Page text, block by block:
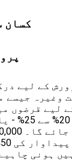
کسان
کے لیے
وغیرہ جیسے
لیے قرضوں
قلیل مدتی کریڈٹ کھپت اور
جو بھی کم ہو۔
10 لاکھ فی